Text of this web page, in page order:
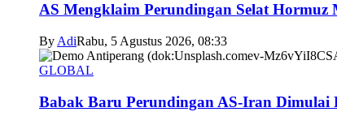
AS Mengklaim Perundingan Selat Hormuz
By AdiRabu, 5 Agustus 2026, 08:33
GLOBAL
Babak Baru Perundingan AS-Iran Dimulai